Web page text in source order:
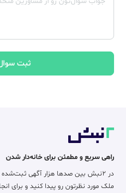
ثبت
راهی سریع و مطمئن برای خانه‌دار شدن
در ۲نبش بین صدها هزار آگهی
ملک مورد نظرتون رو پیدا کنید و برای